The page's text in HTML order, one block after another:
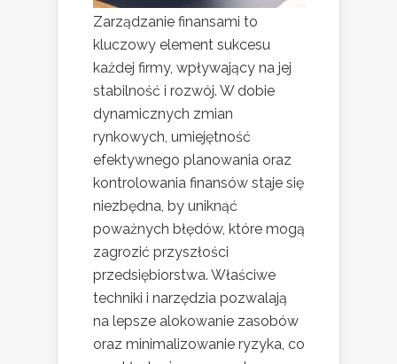
Zarządzanie finansami to
kluczowy element sukcesu
każdej firmy, wpływający na jej
stabilność i rozwój. W dobie
dynamicznych zmian
rynkowych, umiejętność
efektywnego planowania oraz
kontrolowania finansów staje się
niezbędna, by uniknąć
poważnych błędów, które mogą
zagrozić przyszłości
przedsiębiorstwa. Właściwe
techniki i narzędzia pozwalają
na lepsze alokowanie zasobów
oraz minimalizowanie ryzyka, co